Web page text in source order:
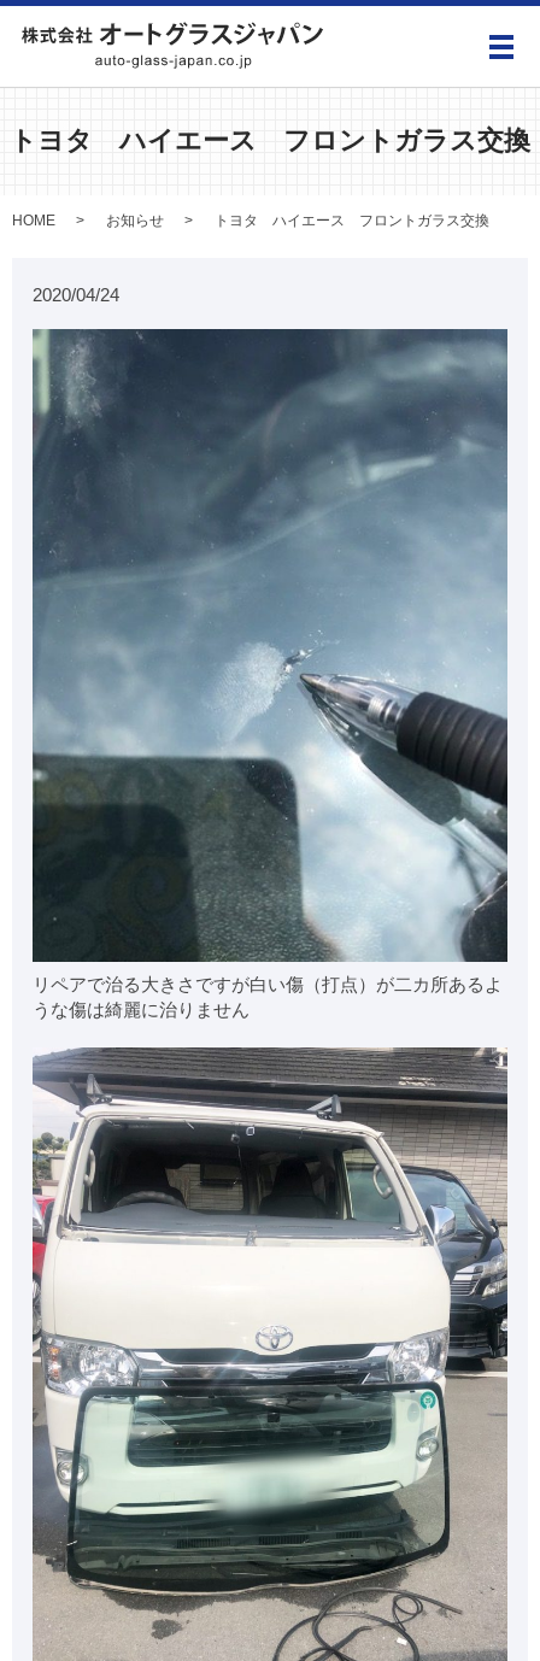
メ
トヨタ ハイエース フロントガラス交換
HOME お知らせ トヨタ ハイエース フロントガラス交換
2020/04/24
リペアで治る大きさですが白い傷（打点）が二カ所あるよ
うな傷は綺麗に治りません